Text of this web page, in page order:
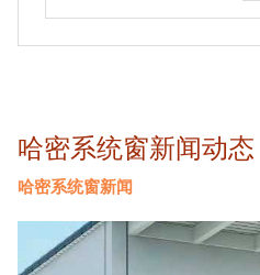
哈密系统窗新闻动态
哈密系统窗新闻